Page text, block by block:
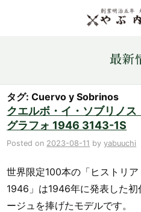
金・プラチナ・コイン売買
店舗情報
ONLINE STORE
最新
タグ: Cuervo y Sobrinos
クエルボ・イ・ソブリノス
グラフォ 1946 3143-1S
Posted on 2023-08-11 byyabuuchi
世界限定100本の「ヒストリ
1946」は1946年に発表した
ージュを捧げたモデルです。